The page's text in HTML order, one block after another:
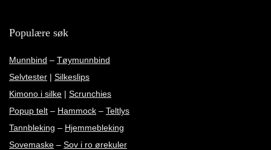
Populære søk
Munnbind – Tøymunnbind
Selvtester | Silkeslips
Kimono i silke | Scrunchies
Popup telt – Hammock – Teltlys
Tannbleking – Hjemmebleking
Sovemaske – Sov i ro ørekuler